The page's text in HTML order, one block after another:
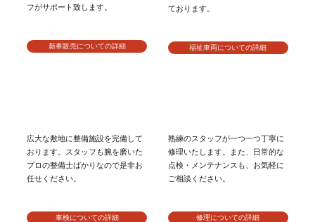
フがサポート致します。
新車販売についての詳細
ております。
福祉車両についての詳細
広大な敷地に整備施設を完備して
おります。スタッフも腕を磨いた
プロの整備士ばかりなので是非お
任せください。
車検についての詳細
熟練のスタッフが一つ一つ丁寧に
修理いたします。また、日常的な
点検・メンテナンスも、お気軽に
ご相談ください。
修理についての詳細